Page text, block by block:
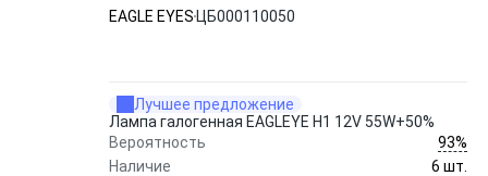
EAGLE EYES ЦБ000110050
Лучшее предложение
Лампа галогенная EAGLEYE H1 12V 55W+50%
Вероятность
93%
Наличие
6 шт.